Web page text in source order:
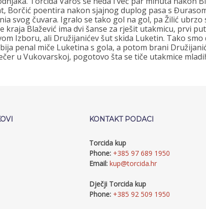
Borčić poentira nakon sjajnog duplog pasa s
svog čuvara. Igralo se tako gol na gol, pa Žilić
kraja Blažević ima dvi šanse za rješit utakmicu, prvi
Izboru, ali Družijanićev šut skida Luketin. Tako
penal miče Luketina s gola, a potom brani
u Vukovarskoj, pogotovo šta se tiče utakmice
KONTAKT PODACI
Torcida kup
Phone: +385 97 689 1950
Email: kup@torcida.hr
Dječji Torcida kup
Phone: +385 92 509 1950